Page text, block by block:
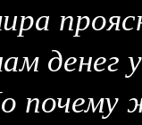
денег
почему